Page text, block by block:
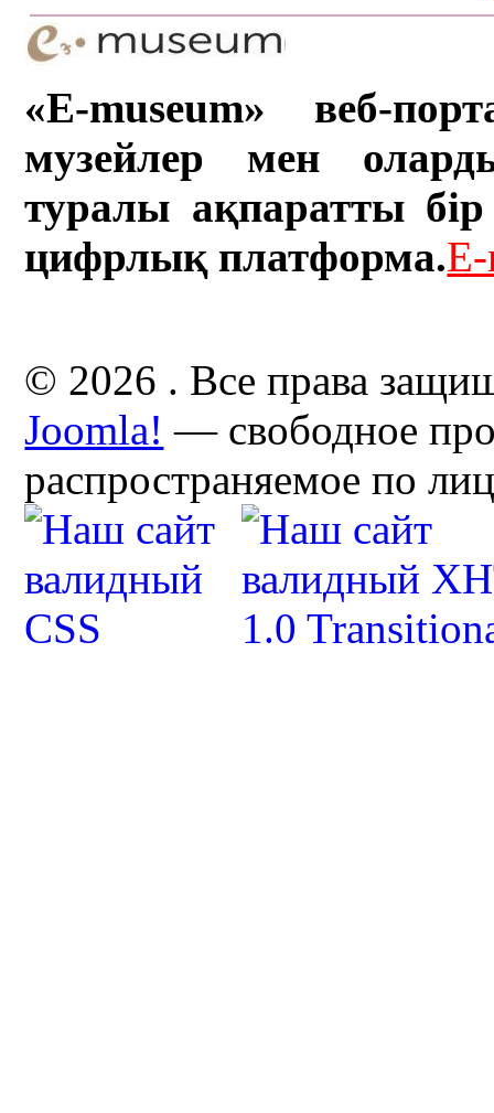
«E-museum» веб-
музейлер мен
туралы ақпаратты бір
цифрлық платформа.
© 2026 . Все права
Joomla! — свободное
распространяемое по